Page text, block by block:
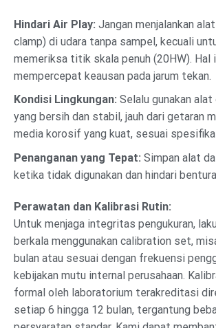
Hindari Air Play: Jangan menjalankan
clamp) di udara tanpa sampel, kecuali
memeriksa titik skala penuh (20HW). Hal
mempercepat keausan pada jarum tekan.
Kondisi Lingkungan: Selalu gunakan alat
yang bersih dan stabil, jauh dari getaran
media korosif yang kuat, sesuai
Penanganan yang Tepat: Simpan alat
ketika tidak digunakan dan hindari
Perawatan dan Kalibrasi Rutin:
Untuk menjaga integritas pengukuran,
berkala menggunakan calibration set,
bulan atau sesuai dengan frekuensi
kebijakan mutu internal perusahaan.
formal oleh laboratorium terakreditasi
setiap 6 hingga 12 bulan, tergantung